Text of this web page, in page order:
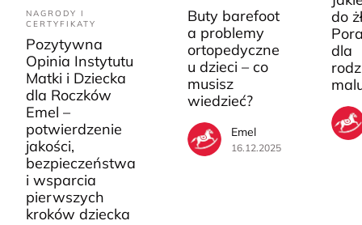
NAGRODY I
CERTYFIKATY
Pozytywna
Opinia Instytutu
Matki i Dziecka
dla Roczków
Emel –
potwierdzenie
jakości,
bezpieczeństwa
i wsparcia
pierwszych
kroków dziecka
Buty barefoot
a problemy
ortopedyczne
u dzieci – co
musisz
wiedzieć?
Emel
16.12.2025
do
dla